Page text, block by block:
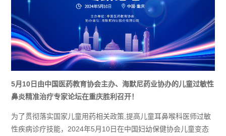
5月10日由中国医药教育协会主办、海默尼药业协办的儿童过敏性
鼻炎精准治疗专家论坛在重庆胜利召开！
为了贯彻落实国家儿童用药相关政策 ,提高儿童耳鼻喉科医师过敏
性疾病诊疗技能，2024年5月10日在中国妇幼保健协会儿童变态